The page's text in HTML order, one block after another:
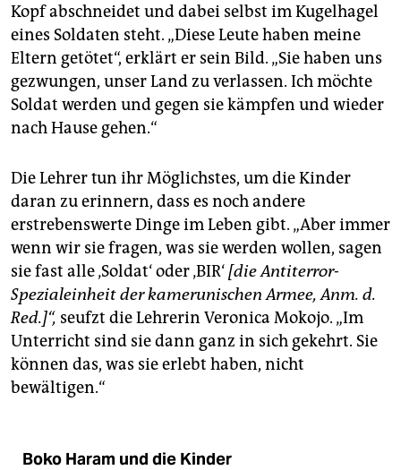
Kopf abschneidet und dabei selbst im Kugelhagel
eines Soldaten steht. „Diese Leute haben meine
Eltern getötet“, erklärt er sein Bild. „Sie haben uns
gezwungen, unser Land zu verlassen. Ich möchte
Soldat werden und gegen sie kämpfen und wieder
nach Hause gehen.“
Die Lehrer tun ihr Möglichstes, um die Kinder
daran zu erinnern, dass es noch andere
erstrebenswerte Dinge im Leben gibt. „Aber immer
wenn wir sie fragen, was sie werden wollen, sagen
sie fast alle ‚Soldat‘ oder ‚BIR‘[die Antiterror-
Spezialeinheit der kamerunischen Armee, Anm. d.
Red.]“, seufzt die Lehrerin Veronica Mokojo. „Im
Unterricht sind sie dann ganz in sich gekehrt. Sie
können das, was sie erlebt haben, nicht
bewältigen.“
Boko Haram und die Kinder